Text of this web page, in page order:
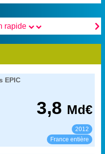

rapide
EPIC
3,8 Md€
2012
France entière
des principaux